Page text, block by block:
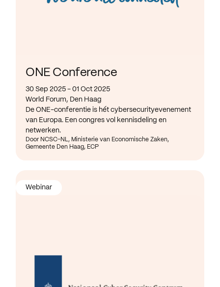
ONE Conference
30 Sep 2025 - 01 Oct 2025
World Forum, Den Haag
De ONE-conferentie is hét cybersecurityevenement
van Europa. Een congres vol kennisdeling en
netwerken.
Door NCSC-NL, Ministerie van Economische Zaken,
Gemeente Den Haag, ECP
Webinar